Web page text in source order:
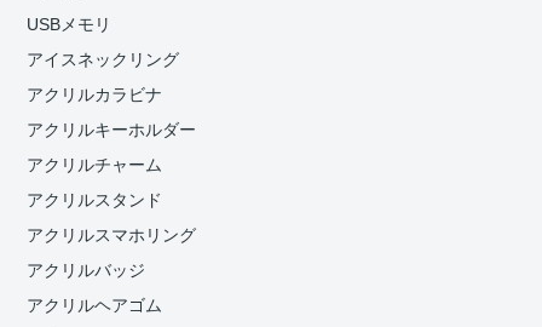
USBメモリ
アイスネックリング
アクリルカラビナ
アクリルキーホルダー
アクリルチャーム
アクリルスタンド
アクリルスマホリング
アクリルバッジ
アクリルヘアゴム